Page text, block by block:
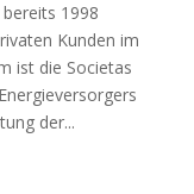
1998
Kunden im
ist die Societas
der...